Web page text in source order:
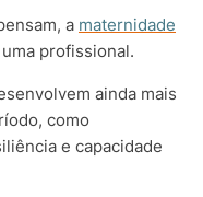
a maternidade
profissional.
ainda mais
como
e capacidade